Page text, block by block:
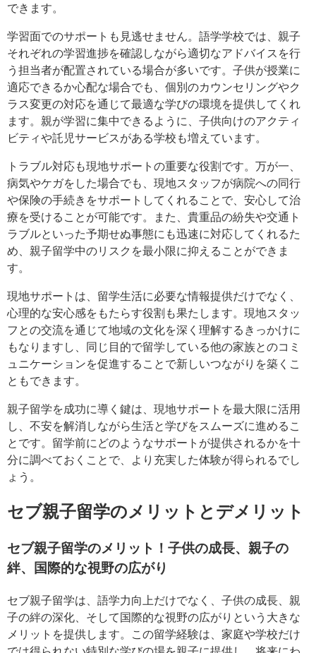
できます。
学習面でのサポートも見逃せません。語学学校では、親子
それぞれの学習進捗を確認しながら適切なアドバイスを行
う担当者が配置されている場合が多いです。子供が授業に
適応できるか心配な場合でも、個別のカウンセリングやク
ラス変更の対応を通じて最適な学びの環境を提供してくれ
ます。親が学習に集中できるように、子供向けのアクティ
ビティや託児サービスがある学校も増えています。
トラブル対応も現地サポートの重要な役割です。万が一、
病気やケガをした場合でも、現地スタッフが病院への同行
や保険の手続きをサポートしてくれることで、安心して治
療を受けることが可能です。また、貴重品の紛失や交通ト
ラブルといった予期せぬ事態にも迅速に対応してくれるた
め、親子留学中のリスクを最小限に抑えることができま
す。
現地サポートは、留学生活に必要な情報提供だけでなく、
心理的な安心感をもたらす役割も果たします。現地スタッ
フとの交流を通じて地域の文化を深く理解するきっかけに
もなりますし、同じ目的で留学している他の家族とのコミ
ュニケーションを促進することで新しいつながりを築くこ
ともできます。
親子留学を成功に導く鍵は、現地サポートを最大限に活用
し、不安を解消しながら生活と学びをスムーズに進めるこ
とです。留学前にどのようなサポートが提供されるかを十
分に調べておくことで、より充実した体験が得られるでし
ょう。
セブ親子留学のメリットとデメリット
セブ親子留学のメリット！子供の成長、親子の
絆、国際的な視野の広がり
セブ親子留学は、語学力向上だけでなく、子供の成長、親
子の絆の深化、そして国際的な視野の広がりという大きな
メリットを提供します。この留学経験は、家庭や学校だけ